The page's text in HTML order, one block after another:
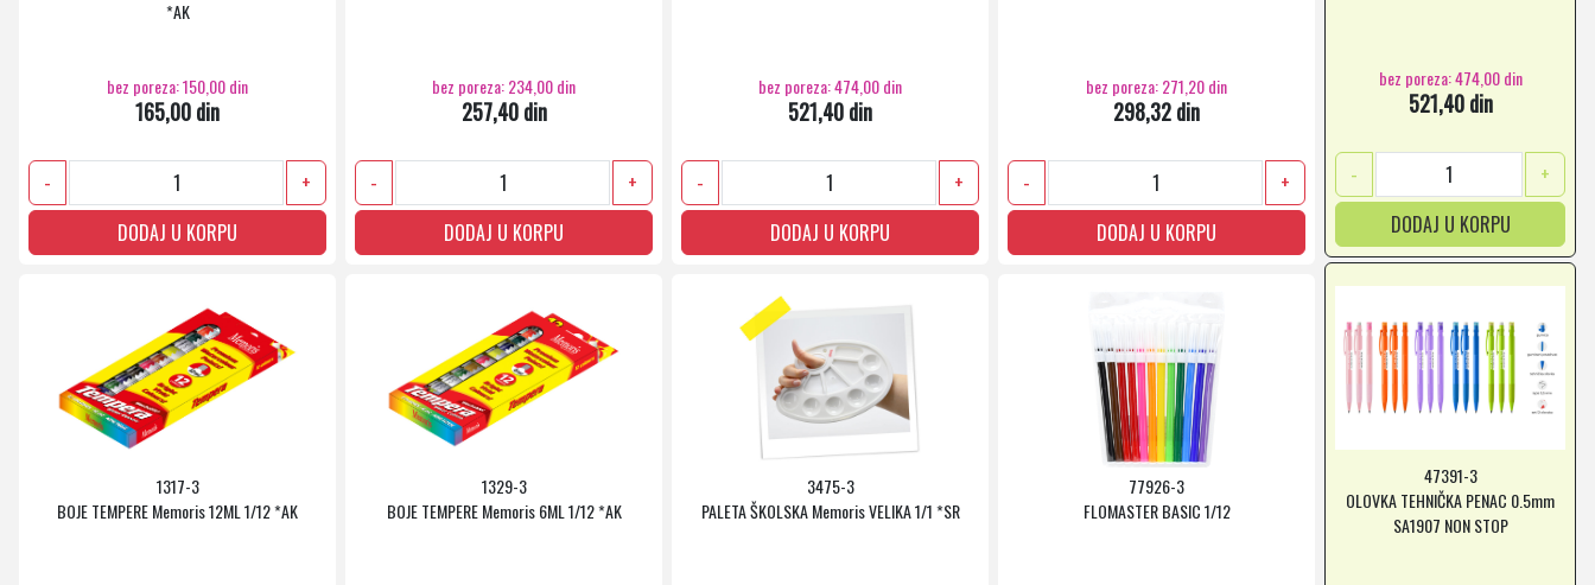
*AK
bez poreza: 150,00 din
165,00 din
-
+
DODAJ U KORPU
bez poreza: 234,00 din
257,40 din
-
+
DODAJ U KORPU
bez poreza: 474,00 din
521,40 din
-
+
DODAJ U KORPU
bez poreza: 271,20 din
298,32 din
-
+
DODAJ U KORPU
1317-3
BOJE TEMPERE Memoris 12ML 1/12 *AK
1329-3
BOJE TEMPERE Memoris 6ML 1/12 *AK
3475-3
PALETA ŠKOLSKA Memoris VELIKA 1/1 *SR
77926-3
FLOMASTER BASIC 1/12
bez poreza: 474,00 din
521,40 din
-
+
DODAJ U KORPU
47391-3
OLOVKA TEHNIČKA PENAC 0.5mm
SA1907 NON STOP